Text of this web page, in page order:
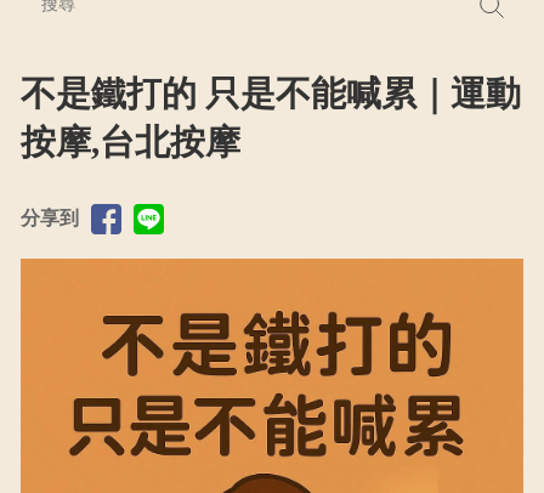
不是鐵打的 只是不能喊累｜運動
按摩,台北按摩
分享到